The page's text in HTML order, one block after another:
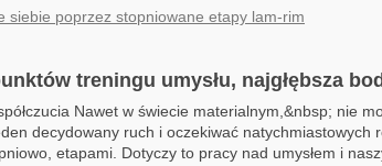
siebie poprzez stopniowane etapy lam-rim
treningu umysłu, najgłębsza
Nawet w świecie materialnym,&nbsp; nie
decydowany ruch i oczekiwać natychmiastowych
etapami. Dotyczy to pracy nad umysłem i